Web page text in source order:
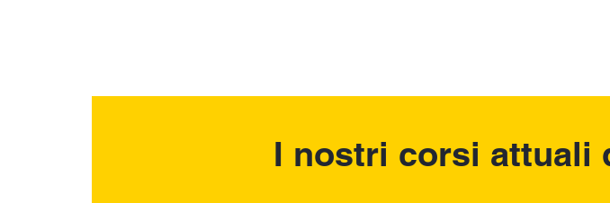
I nostri corsi attuali